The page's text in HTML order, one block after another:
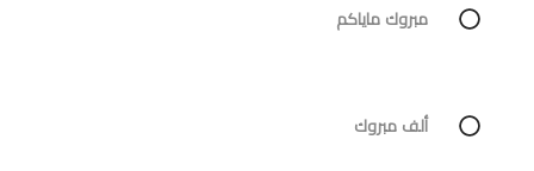
مبروك ماياكم
ألف مبروك